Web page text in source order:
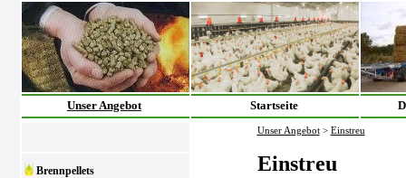
Unser Angebot Startseite
Brennpellets
Unser Angebot > Einstreu
Einstreu